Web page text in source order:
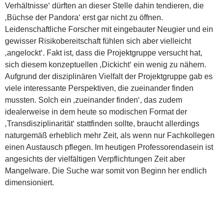
Verhältnisse‘ dürften an dieser Stelle dahin tendieren, die
‚Büchse der Pandora‘ erst gar nicht zu öffnen.
Leidenschaftliche Forscher mit eingebauter Neugier und ein
gewisser Risikobereitschaft fühlen sich aber vielleicht
‚angelockt‘. Fakt ist, dass die Projektgruppe versucht hat,
sich diesem konzeptuellen ‚Dickicht‘ ein wenig zu nähern.
Aufgrund der disziplinären Vielfalt der Projektgruppe gab es
viele interessante Perspektiven, die zueinander finden
mussten. Solch ein ‚zueinander finden‘, das zudem
idealerweise in dem heute so modischen Format der
‚Transdisziplinarität‘ stattfinden sollte, braucht allerdings
naturgemäß erheblich mehr Zeit, als wenn nur Fachkollegen
einen Austausch pflegen. Im heutigen Professorendasein ist
angesichts der vielfältigen Verpflichtungen Zeit aber
Mangelware. Die Suche war somit von Beginn her endlich
dimensioniert.